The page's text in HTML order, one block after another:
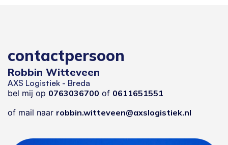
contactpersoon
Robbin Witteveen
AXS Logistiek - Breda
bel mij op 0763036700 of 0611651551
of mail naar robbin.witteveen@axslogistiek.nl